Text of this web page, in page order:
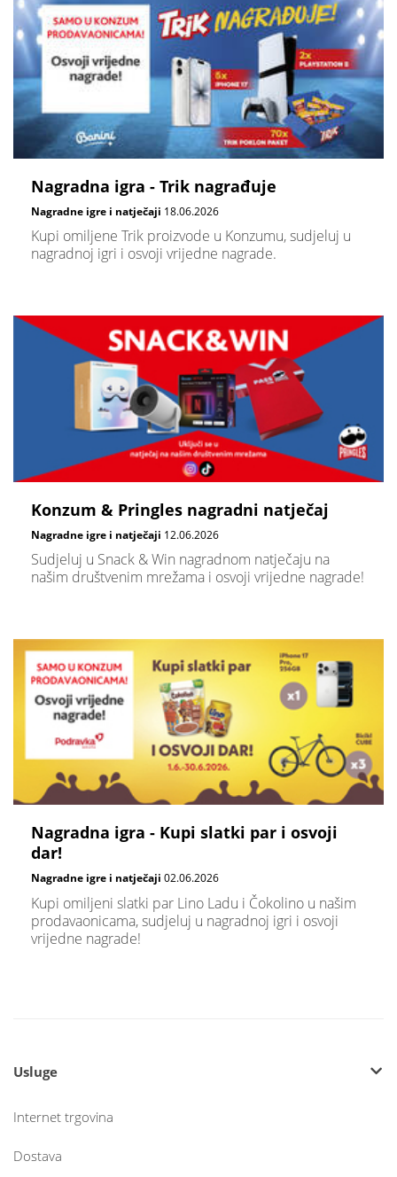
Nagradna igra - Trik nagrađuje
Nagradne igre i natječaji 18.06.2026
Kupi omiljene Trik proizvode u Konzumu, sudjeluj u
nagradnoj igri i osvoji vrijedne nagrade.
Konzum & Pringles nagradni natječaj
Nagradne igre i natječaji 12.06.2026
Sudjeluj u Snack & Win nagradnom natječaju na
našim društvenim mrežama i osvoji vrijedne nagrade!
Nagradna igra - Kupi slatki par i osvoji
dar!
Nagradne igre i natječaji 02.06.2026
Kupi omiljeni slatki par Lino Ladu i Čokolino u našim
prodavaonicama, sudjeluj u nagradnoj igri i osvoji
vrijedne nagrade!
Usluge
Internet trgovina
Dostava